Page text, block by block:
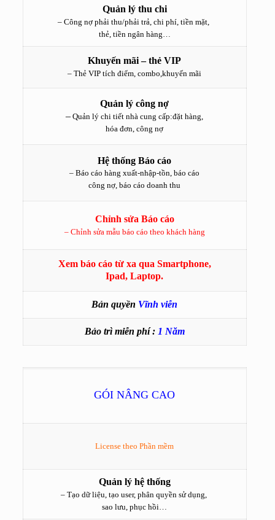
Quản lý thu chi
– Công nợ phải thu/phải trả, chi phí, tiền mặt,
thẻ, tiền ngân hàng…
Khuyến mãi – thẻ VIP
– Thẻ VIP tích điểm, combo,khuyến mãi
Quản lý công nợ
– Quản lý chi tiết nhà cung cấp:đặt hàng,
hóa đơn, công nợ
Hệ thống Báo cáo
– Báo cáo hàng xuất-nhập-tồn, báo cáo
công nợ, báo cáo doanh thu
Chỉnh sửa Báo cáo
– Chỉnh sửa mẫu báo cáo theo khách hàng
Xem báo cáo từ xa qua Smartphone,
Ipad, Laptop.
Bản quyền Vĩnh viễn
Bảo trì miễn phí : 1 Năm
GÓI NÂNG CAO
License theo Phần mềm
Quản lý hệ thống
– Tạo dữ liệu, tạo user, phân quyền sử dụng,
sao lưu, phục hồi…